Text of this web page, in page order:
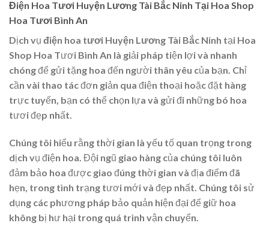
Điện Hoa Tươi Huyện Lương Tài Bắc Ninh Tại Hoa Shop
Hoa Tươi Bình An
Dịch vụ điện hoa tươi Huyện Lương Tài Bắc Ninh tại Hoa
Shop Hoa Tươi Bình An là giải pháp tiện lợi và nhanh
chóng để gửi tặng hoa đến người thân yêu của bạn. Chỉ
cần vài thao tác đơn giản qua điện thoại hoặc đặt hàng
trực tuyến, bạn có thể chọn lựa và gửi đi những bó hoa
tươi đẹp nhất.
Chúng tôi hiểu rằng thời gian là yếu tố quan trọng trong
dịch vụ điện hoa. Đội ngũ giao hàng của chúng tôi luôn
đảm bảo hoa được giao đúng thời gian và địa điểm đã
hẹn, trong tình trạng tươi mới và đẹp nhất. Chúng tôi sử
dụng các phương pháp bảo quản hiện đại để giữ hoa
không bị hư hại trong quá trình vận chuyển.